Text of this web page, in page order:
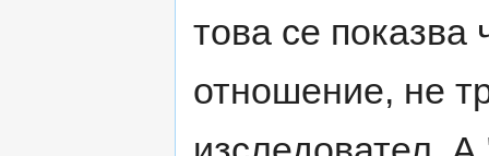
това се показва
отношение, не